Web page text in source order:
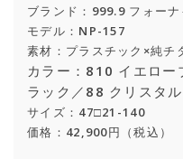
ブランド：999.9 フォーナ
モデル：NP-157
素材：プラスチック×純チ
カラー：810 イエロー
ラック／88 クリスタ
サイズ：47□21-140
価格：42,900円（税込）